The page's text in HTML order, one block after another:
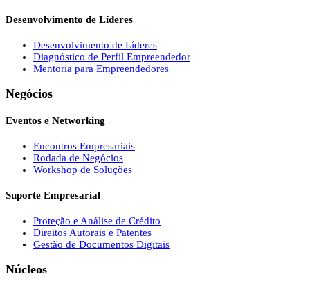
Desenvolvimento de Líderes
Desenvolvimento de Líderes
Diagnóstico de Perfil Empreendedor
Mentoria para Empreendedores
Negócios
Eventos e Networking
Encontros Empresariais
Rodada de Negócios
Workshop de Soluções
Suporte Empresarial
Proteção e Análise de Crédito
Direitos Autorais e Patentes
Gestão de Documentos Digitais
Núcleos